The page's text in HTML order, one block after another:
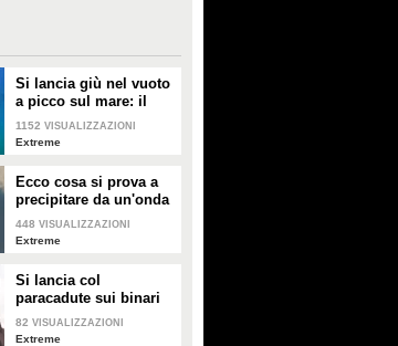
Si lancia giù nel vuoto
a picco sul mare: il
salto da brividi
1152 VISUALIZZAZIONI
Extreme
Ecco cosa si prova a
precipitare da un'onda
gigantesca: 13 metri in
caduta libera
448 VISUALIZZAZIONI
Extreme
Si lancia col
paracadute sui binari
ma atterra sul filo
spinato
82 VISUALIZZAZIONI
Extreme